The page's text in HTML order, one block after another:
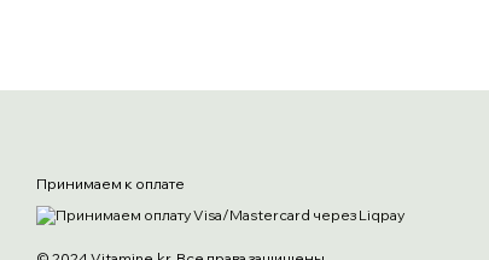
Принимаем к оплате